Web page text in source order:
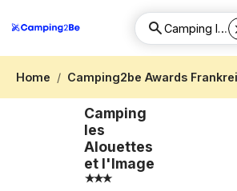
Home Camping2be Awards
Camping
les
Alouettes
et l'Image